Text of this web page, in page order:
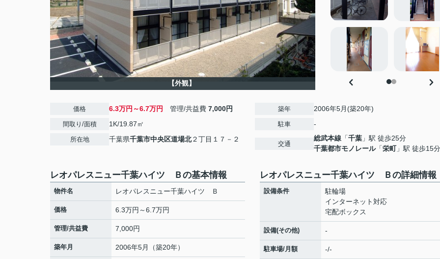
【外観】
価格 6.3万円～6.7万円 管理/共益費 7,000円
間取り/面積 1K/19.87㎡
所在地 千葉県千葉市中央区道場北２丁目１７－２
築年 2006年5月(築20年)
駐車 -
交通
総武本線 「千葉 」駅 徒歩25分
千葉都市モノレール「栄町」駅 徒歩15分
レオパレスニュー千葉ハイツ Ｂの基本情報
物件名 レオパレスニュー千葉ハイツ Ｂ
価格 6.3万円～6.7万円
管理/共益費 7,000円
築年月 2006年5月（築20年）
レオパレスニュー千葉ハイツ Ｂの詳細情報
設備条件
駐輪場
インターネット対応
宅配ボックス
設備(その他) -
駐車場/月額 -/-